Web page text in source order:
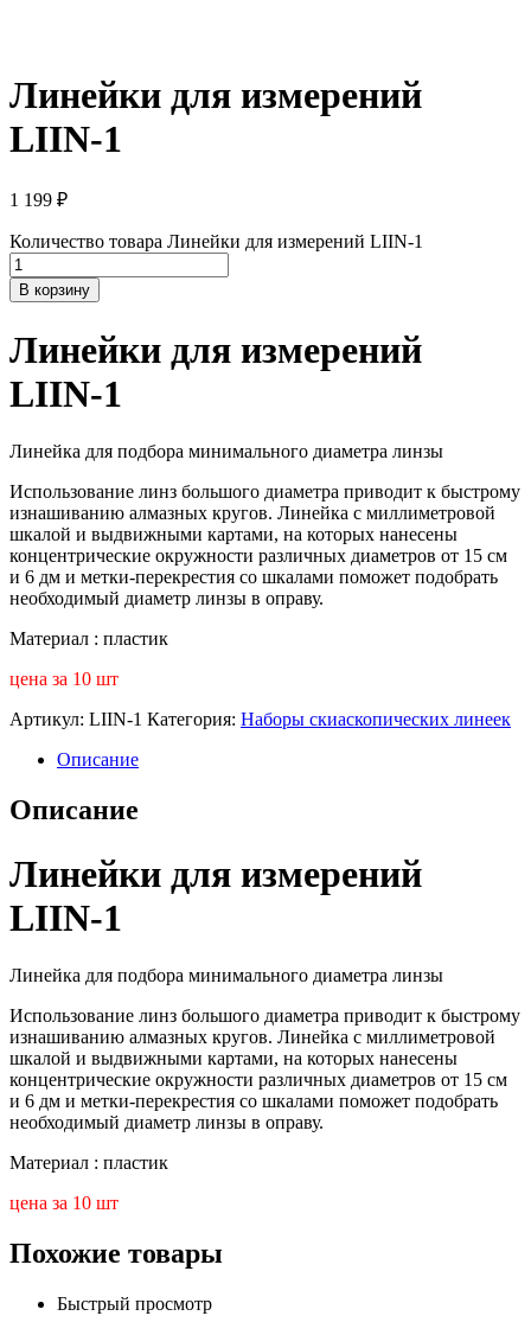
Линейки для измерений
LIIN-1
1 199 ₽
Количество товара Линейки для измерений LIIN-1
В корзину
Линейки для измерений
LIIN-1
Линейка для подбора минимального диаметра линзы
Использование линз большого диаметра приводит к быстрому
изнашиванию алмазных кругов. Линейка с миллиметровой
шкалой и выдвижными картами, на которых нанесены
концентрические окружности различных диаметров от 15 см
и 6 дм и метки-перекрестия со шкалами поможет подобрать
необходимый диаметр линзы в оправу.
Материал : пластик
цена за 10 шт
Артикул: LIIN-1 Категория: Наборы скиаскопических линеек
Описание
Описание
Линейки для измерений
LIIN-1
Линейка для подбора минимального диаметра линзы
Использование линз большого диаметра приводит к быстрому
изнашиванию алмазных кругов. Линейка с миллиметровой
шкалой и выдвижными картами, на которых нанесены
концентрические окружности различных диаметров от 15 см
и 6 дм и метки-перекрестия со шкалами поможет подобрать
необходимый диаметр линзы в оправу.
Материал : пластик
цена за 10 шт
Похожие товары
Быстрый просмотр